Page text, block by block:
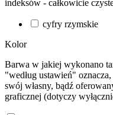
indeksów - całkowicie
cyfry rzymskie
Kolor
Barwa w jakiej wykonano
"według ustawień"
swój własny, bądź
graficznej (dotyczy